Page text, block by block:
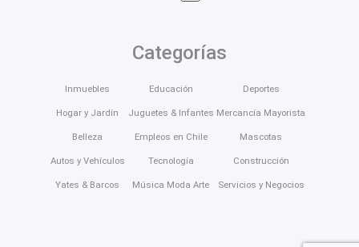
Categorías
Inmuebles
Hogar y Jardín
Belleza
Autos y Vehículos
Yates & Barcos
Educación
Juguetes & Infantes
Empleos en Chile
Tecnología
Música Moda Arte
Deportes
Mercancía Mayorista
Mascotas
Construcción
Servicios y Negocios